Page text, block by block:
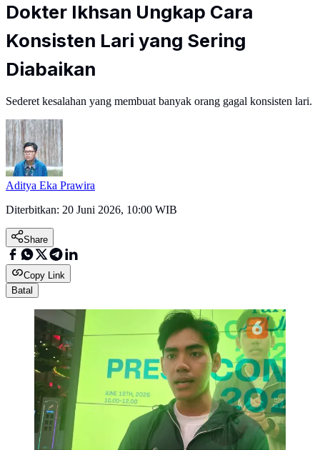
Dokter Ikhsan Ungkap Cara
Konsisten Lari yang Sering
Diabaikan
Sederet kesalahan yang membuat banyak orang gagal konsisten lari.
Aditya Eka Prawira
Diterbitkan: 20 Juni 2026, 10:00 WIB
Share
Copy Link
Batal